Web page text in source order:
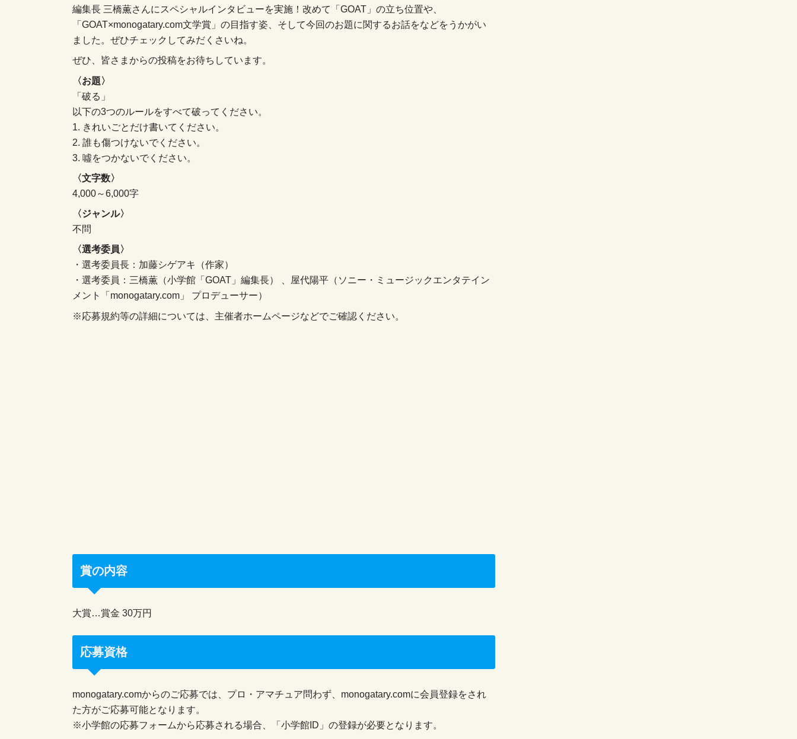
編集長 三橋薫さんにスペシャルインタビューを実施！改めて「GOAT」の立ち位置や、
「GOAT×monogatary.com文学賞」の目指す姿、そして今回のお題に関するお話をなどをうかがい
ました。ぜひチェックしてみだくさいね。
ぜひ、皆さまからの投稿をお待ちしています。
〈お題〉
「破る」
以下の3つのルールをすべて破ってください。
1. きれいごとだけ書いてください。
2. 誰も傷つけないでください。
3. 噓をつかないでください。
〈文字数〉
4,000～6,000字
〈ジャンル〉
不問
〈選考委員〉
・選考委員長：加藤シゲアキ（作家）
・選考委員：三橋薫（小学館「GOAT」編集長） 、屋代陽平（ソニー・ミュージックエンタテイン
メント「monogatary.com」 プロデューサー）
※応募規約等の詳細については、主催者ホームページなどでご確認ください。
賞の内容
大賞…賞金 30万円
応募資格
monogatary.comからのご応募では、プロ・アマチュア問わず、monogatary.comに会員登録をされ
た方がご応募可能となります。
※小学館の応募フォームから応募される場合、「小学館ID」の登録が必要となります。